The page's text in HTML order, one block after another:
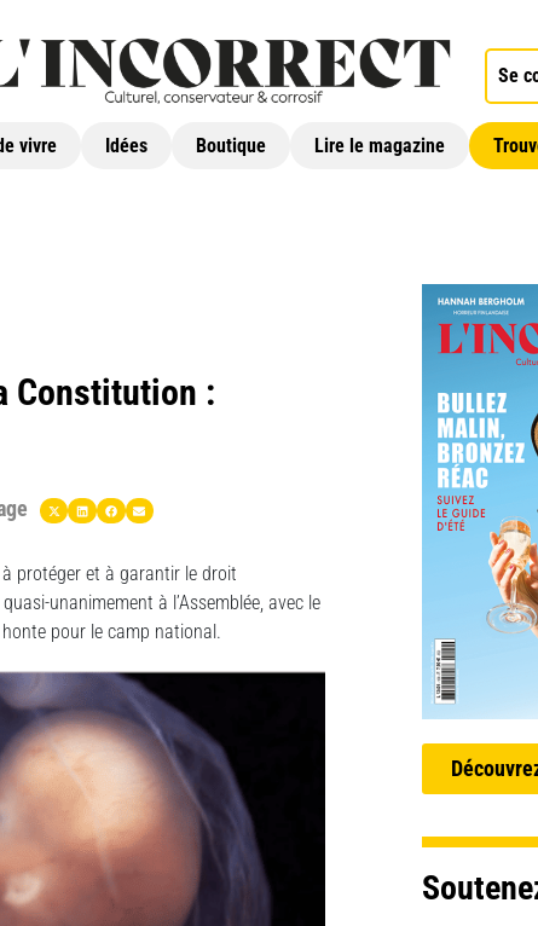
Se
vivre Idées Boutique Lire le magazine
Constitution :
protéger et à garantir le droit
unanimement à l’Assemblée, avec le
pour le camp national.